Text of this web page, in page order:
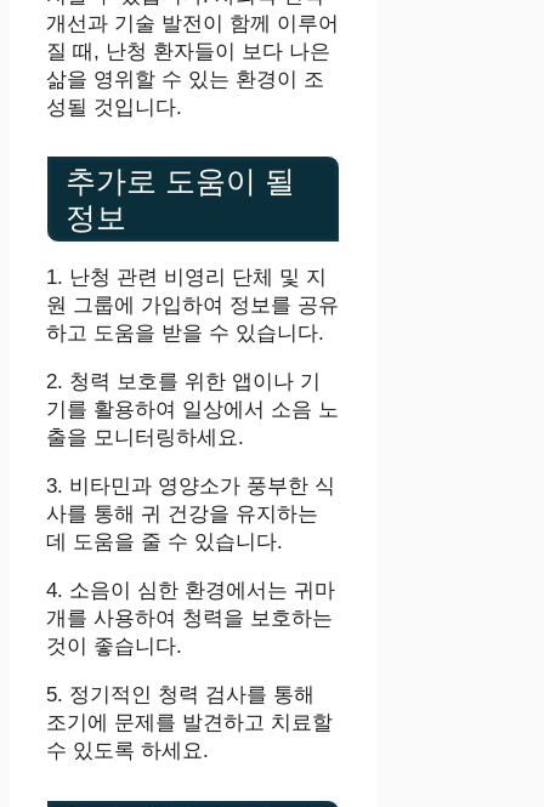
개선과 기술 발전이 함께 이루어
질 때, 난청 환자들이 보다 나은
삶을 영위할 수 있는 환경이 조
성될 것입니다.
추가로 도움이 될
정보
1. 난청 관련 비영리 단체 및 지
원 그룹에 가입하여 정보를 공유
하고 도움을 받을 수 있습니다.
2. 청력 보호를 위한 앱이나 기
기를 활용하여 일상에서 소음 노
출을 모니터링하세요.
3. 비타민과 영양소가 풍부한 식
사를 통해 귀 건강을 유지하는
데 도움을 줄 수 있습니다.
4. 소음이 심한 환경에서는 귀마
개를 사용하여 청력을 보호하는
것이 좋습니다.
5. 정기적인 청력 검사를 통해
조기에 문제를 발견하고 치료할
수 있도록 하세요.